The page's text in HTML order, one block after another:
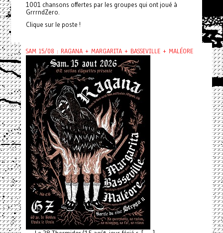
1001 chansons offertes par les groupes qui ont joué à
GrrrndZero.
Clique sur le poste !
SAM 15/08 : RAGANA + MARGARITA + BASSEVILLE + MALÉORE